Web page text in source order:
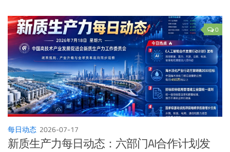
0
每日动态 2026-07-17
新质生产力每日动态：六部门AI合作计划发